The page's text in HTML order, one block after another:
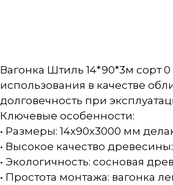
Вагонка Штиль 14*90*3м сорт
использования в качестве
долговечность при
Ключевые особенности:
• Размеры: 14х90х3000 мм
• Высокое качество
• Экологичность: сосновая
• Простота монтажа: вагонка